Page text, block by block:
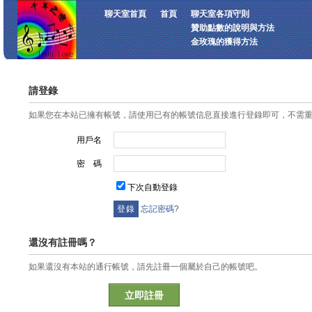
聊天室首頁 首頁
聊天室各項守則
贊助點數的說明與方法
金玫瑰的獲得方法
請登錄
如果您在本站已擁有帳號，請使用已有的帳號信息直接進行登錄即可，不需
用戶名
密 碼
下次自動登錄
忘記密碼?
還沒有註冊嗎？
如果還沒有本站的通行帳號，請先註冊一個屬於自己的帳號吧。
立即註冊